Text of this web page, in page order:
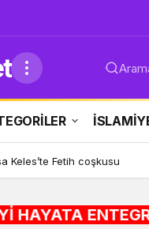
Keles’te Fetih coşkusu
ENTEGRE